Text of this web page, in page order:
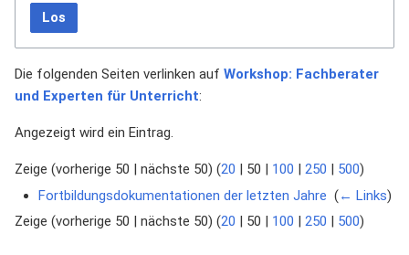
Los
Die folgenden Seiten verlinken auf Workshop: Fachberater
und Experten für Unterricht:
Angezeigt wird ein Eintrag.
Zeige (vorherige 50 nächste 50) (20 50 100 250 500)
Fortbildungsdokumentationen der letzten Jahre (← Links)
Zeige (vorherige 50 | nächste 50) (20 | 50 | 100 | 250 | 500)